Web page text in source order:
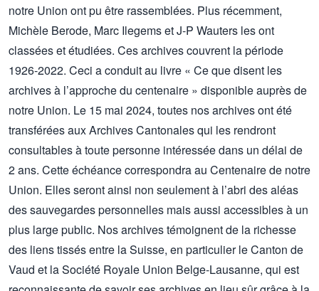
notre Union ont pu être rassemblées. Plus récemment,
Michèle Berode, Marc Ilegems et J-P Wauters les ont
classées et étudiées. Ces archives couvrent la période
1926-2022. Ceci a conduit au livre « Ce que disent les
archives à l’approche du centenaire » disponible auprès de
notre Union. Le 15 mai 2024, toutes nos archives ont été
transférées aux Archives Cantonales qui les rendront
consultables à toute personne intéressée dans un délai de
2 ans. Cette échéance correspondra au Centenaire de notre
Union. Elles seront ainsi non seulement à l’abri des aléas
des sauvegardes personnelles mais aussi accessibles à un
plus large public. Nos archives témoignent de la richesse
des liens tissés entre la Suisse, en particulier le Canton de
Vaud et la Société Royale Union Belge-Lausanne, qui est